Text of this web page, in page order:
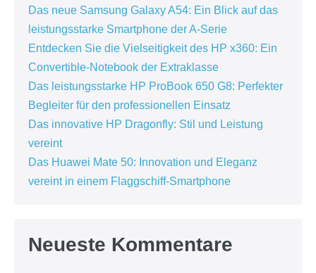
Das neue Samsung Galaxy A54: Ein Blick auf das
leistungsstarke Smartphone der A-Serie
Entdecken Sie die Vielseitigkeit des HP x360: Ein
Convertible-Notebook der Extraklasse
Das leistungsstarke HP ProBook 650 G8: Perfekter
Begleiter für den professionellen Einsatz
Das innovative HP Dragonfly: Stil und Leistung
vereint
Das Huawei Mate 50: Innovation und Eleganz
vereint in einem Flaggschiff-Smartphone
Neueste Kommentare